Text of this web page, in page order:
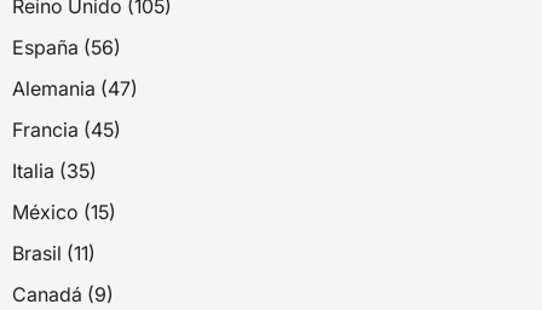
Reino Unido (105)
España (56)
Alemania (47)
Francia (45)
Italia (35)
México (15)
Brasil (11)
Canadá (9)